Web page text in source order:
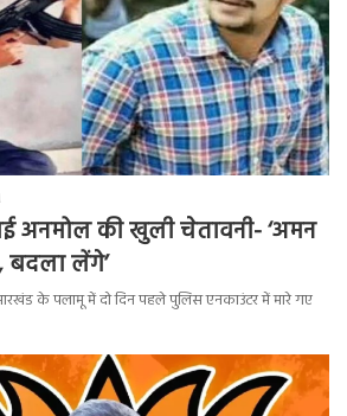
अनमोल की खुली चेतावनी- ‘अमन
बदला लेंगे’
के पलामू में दो दिन पहले पुलिस एनकाउंटर में मारे गए